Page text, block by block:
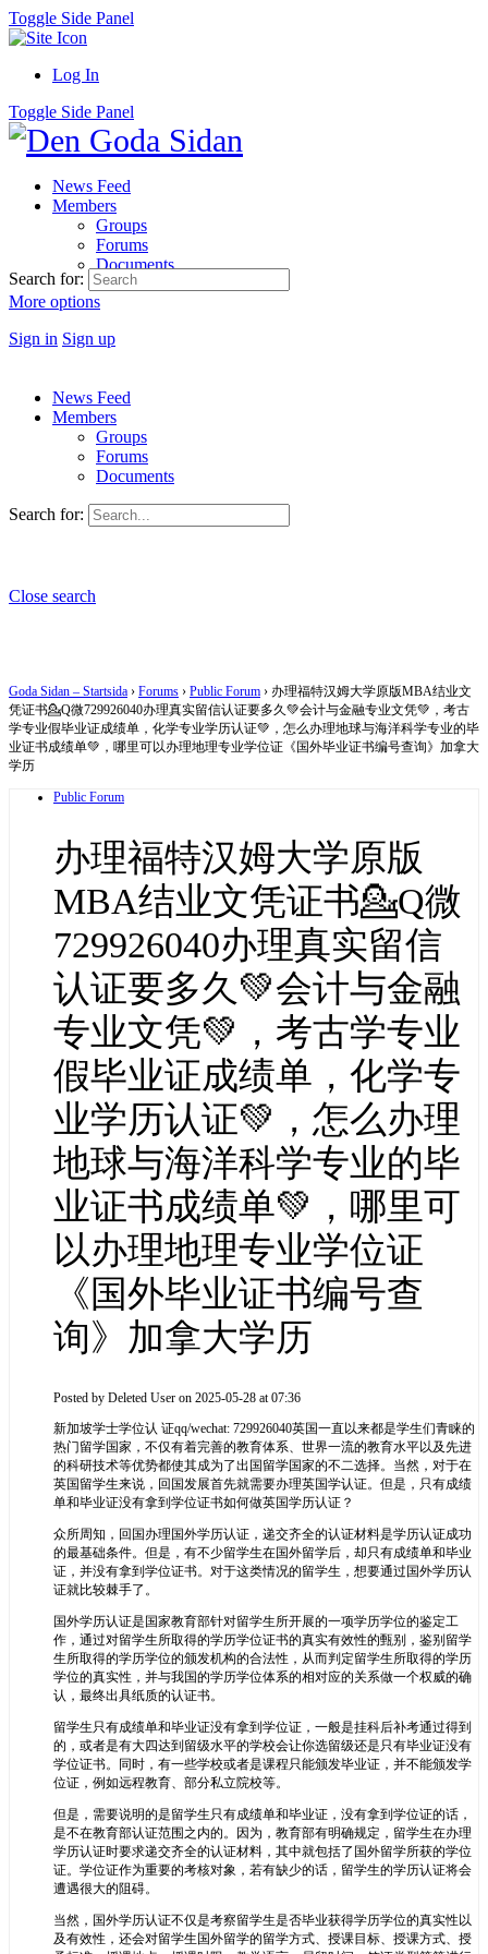
Toggle Side Panel
Log In
Toggle Side Panel
News Feed
Members
Groups
Forums
Documents
More options
Sign in Sign up
Search for:
News Feed
Members
Groups
Forums
Documents
Search for:
Close search
Goda Sidan – Startsida › Forums › Public Forum › 办理福特汉姆大学原版MBA结业文
凭证书💁Q微729926040办理真实留信认证要多久💚会计与金融专业文凭💚，考古
学专业假毕业证成绩单，化学专业学历认证💚，怎么办理地球与海洋科学专业的毕
业证书成绩单💚，哪里可以办理地理专业学位证《国外毕业证书编号查询》加拿大
学历
Public Forum
办理福特汉姆大学原版
MBA结业文凭证书💁Q微
729926040办理真实留信
认证要多久💚会计与金融
专业文凭💚，考古学专业
假毕业证成绩单，化学专
业学历认证💚，怎么办理
地球与海洋科学专业的毕
业证书成绩单💚，哪里可
以办理地理专业学位证
《国外毕业证书编号查
询》加拿大学历
Posted by Deleted User on 2025-05-28 at 07:36
新加坡学士学位认 证qq/wechat: 729926040英国一直以来都是学生们青睐的
热门留学国家，不仅有着完善的教育体系、世界一流的教育水平以及先进
的科研技术等优势都使其成为了出国留学国家的不二选择。当然，对于在
英国留学生来说，回国发展首先就需要办理英国学认证。但是，只有成绩
单和毕业证没有拿到学位证书如何做英国学历认证？
众所周知，回国办理国外学历认证，递交齐全的认证材料是学历认证成功
的最基础条件。但是，有不少留学生在国外留学后，却只有成绩单和毕业
证，并没有拿到学位证书。对于这类情况的留学生，想要通过国外学历认
证就比较棘手了。
国外学历认证是国家教育部针对留学生所开展的一项学历学位的鉴定工
作，通过对留学生所取得的学历学位证书的真实有效性的甄别，鉴别留学
生所取得的学历学位的颁发机构的合法性，从而判定留学生所取得的学历
学位的真实性，并与我国的学历学位体系的相对应的关系做一个权威的确
认，最终出具纸质的认证书。
留学生只有成绩单和毕业证没有拿到学位证，一般是挂科后补考通过得到
的，或者是有大四达到留级水平的学校会让你选留级还是只有毕业证没有
学位证书。同时，有一些学校或者是课程只能颁发毕业证，并不能颁发学
位证，例如远程教育、部分私立院校等。
但是，需要说明的是留学生只有成绩单和毕业证，没有拿到学位证的话，
是不在教育部认证范围之内的。因为，教育部有明确规定，留学生在办理
学历认证时要求递交齐全的认证材料，其中就包括了国外留学所获的学位
证。学位证作为重要的考核对象，若有缺少的话，留学生的学历认证将会
遭遇很大的阻碍。
当然，国外学历认证不仅是考察留学生是否毕业获得学历学位的真实性以
及有效性，还会对留学生国外留学的留学方式、授课目标、授课方式、授